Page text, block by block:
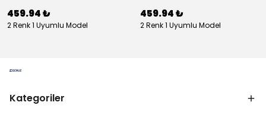
459.94 ₺
2 Renk 1 Uyumlu Model
459.94 ₺
2 Renk 1 Uyumlu Model
Kategoriler